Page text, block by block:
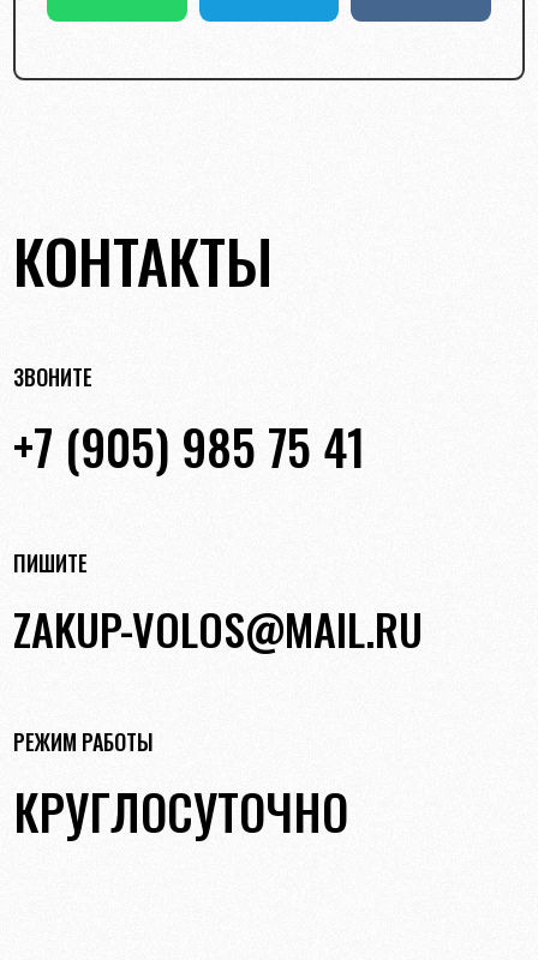
КОНТАКТЫ
ЗВОНИТЕ
+7 (905) 985 75 41
ПИШИТЕ
ZAKUP-VOLOS@MAIL.RU
РЕЖИМ РАБОТЫ
КРУГЛОСУТОЧНО